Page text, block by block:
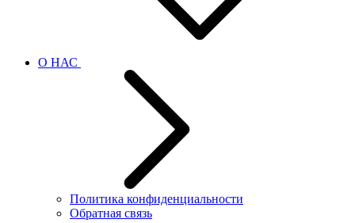
О НАС
Политика конфиденциальности
Обратная связь